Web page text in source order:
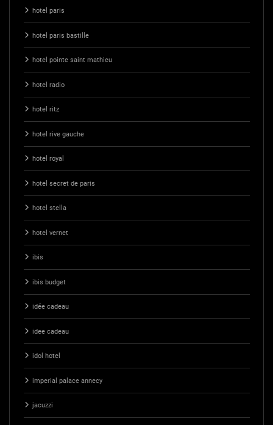
hotel paris
hotel paris bastille
hotel pointe saint mathieu
hotel radio
hotel ritz
hotel rive gauche
hotel royal
hotel secret de paris
hotel stella
hotel vernet
ibis
ibis budget
idée cadeau
idee cadeau
idol hotel
imperial palace annecy
jacuzzi